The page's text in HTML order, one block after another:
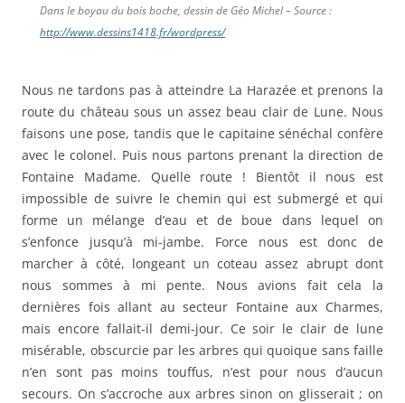
Dans le boyau du bois boche, dessin de Géo Michel – Source :
http://www.dessins1418.fr/wordpress/
Nous ne tardons pas à atteindre La Harazée et prenons la
route du château sous un assez beau clair de Lune. Nous
faisons une pose, tandis que le capitaine sénéchal confère
avec le colonel. Puis nous partons prenant la direction de
Fontaine Madame. Quelle route ! Bientôt il nous est
impossible de suivre le chemin qui est submergé et qui
forme un mélange d’eau et de boue dans lequel on
s’enfonce jusqu’à mi-jambe. Force nous est donc de
marcher à côté, longeant un coteau assez abrupt dont
nous sommes à mi pente. Nous avions fait cela la
dernières fois allant au secteur Fontaine aux Charmes,
mais encore fallait-il demi-jour. Ce soir le clair de lune
misérable, obscurcie par les arbres qui quoique sans faille
n’en sont pas moins touffus, n’est pour nous d’aucun
secours. On s’accroche aux arbres sinon on glisserait ; on